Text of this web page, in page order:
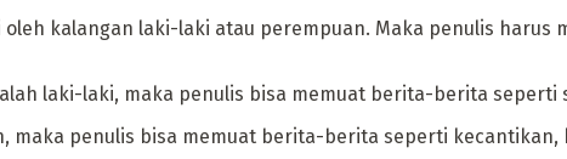
kalangan laki-laki atau perempuan. Maka penulis
laki-laki, maka penulis bisa memuat berita-berita
maka penulis bisa memuat berita-berita seperti kecantikan,